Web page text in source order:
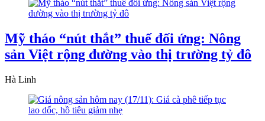
Mỹ tháo “nút thắt” thuế đối ứng: Nông
sản Việt rộng đường vào thị trường tỷ đô
Hà Linh